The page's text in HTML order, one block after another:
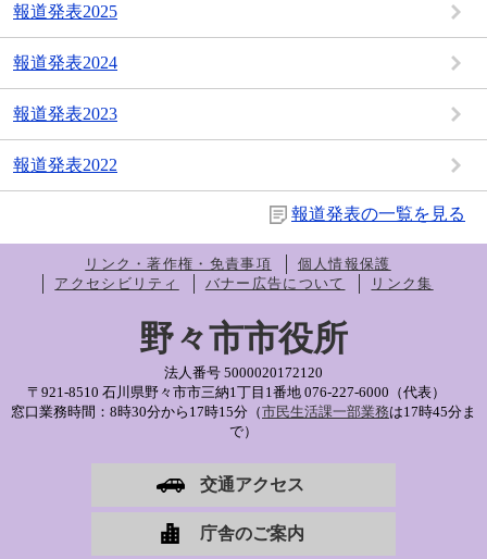
報道発表2025
報道発表2024
報道発表2023
報道発表2022
報道発表の一覧を見る
リンク・著作権・免責事項
個人情報保護
アクセシビリティ
バナー広告について リンク集
野々市市役所
法人番号 5000020172120
〒921-8510 石川県野々市市三納1丁目1番地 076-227-6000（代表）
窓口業務時間：8時30分から17時15分（市民生活課一部業務は17時45分ま
で）
交通アクセス
庁舎のご案内